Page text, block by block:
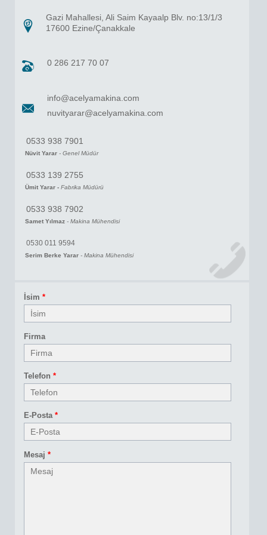
Gazi Mahallesi, Ali Saim Kayaalp Blv. no:13/1/3
17600 Ezine/Çanakkale
0 286 217 70 07
info@acelyamakina.com
nuvityarar@acelyamakina.com
0533 938 7901
Nüvit Yarar- Genel Müdür
0533 139 2755
Ümit Yarar - Fabrika Müdürü
0533 938 7902
Samet Yılmaz- Makina Mühendisi
0530 011 9594
Serim Berke Yarar - Makina Mühendisi
İsim*
Firma
Telefon*
E-Posta*
Mesaj*